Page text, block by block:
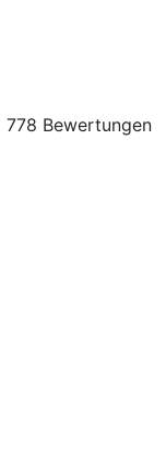
778 Bewertungen